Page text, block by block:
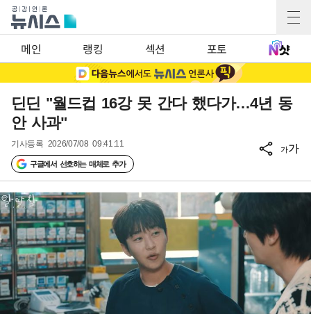
메인 랭킹 섹션 포토
딘딘 "월드컵 16강 못 간다 했다가…4년 동
안 사과"
기사등록 2026/07/08 09:41:11
구글에서 선호하는 매체로 추가
가가